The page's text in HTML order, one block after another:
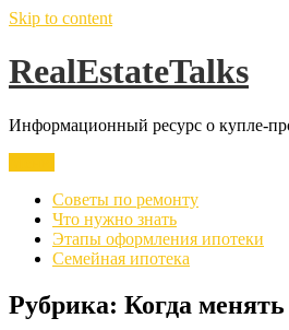
Skip to content
RealEstateTalks
Информационный ресурс о купле-
Советы по ремонту
Что нужно знать
Этапы оформления ипотеки
Семейная ипотека
Рубрика: Когда